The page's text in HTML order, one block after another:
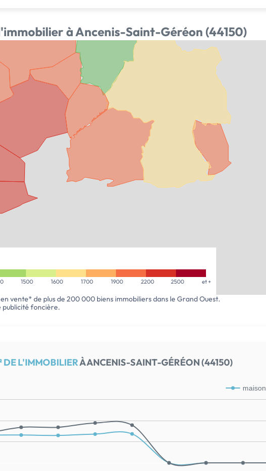
à Ancenis-Saint-Géréon (44150)
1500 1600 1700 1900 2200 2500 et +
vente* de plus de 200 000 biens immobiliers dans le Grand Ouest.
publicité foncière.
DE L'IMMOBILIERÀ ANCENIS-SAINT-GÉRÉON (44150)
maison